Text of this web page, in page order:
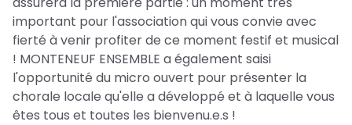
important pour l'association qui vous convie avec
fierté à venir profiter de ce moment festif et musical
! MONTENEUF ENSEMBLE a également saisi
l'opportunité du micro ouvert pour présenter la
chorale locale qu'elle a développé et à laquelle vous
êtes tous et toutes les bienvenu.e.s !